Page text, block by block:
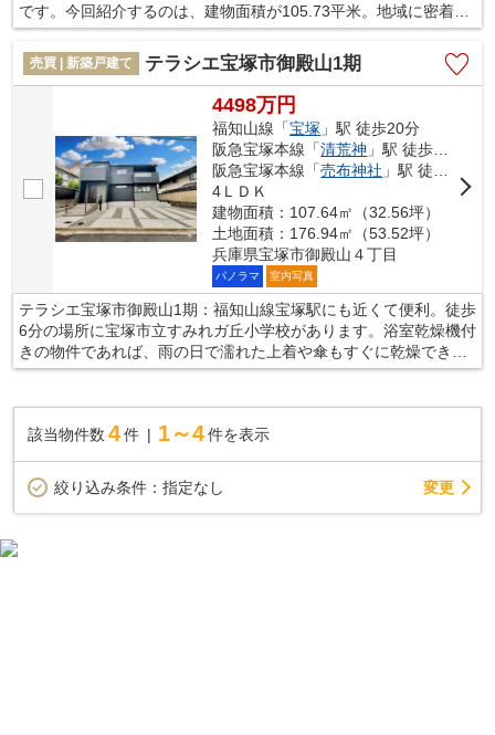
です。今回紹介するのは、建物面積が105.73平米。地域に密着し
て不動産情報をご紹介する当社なら、きっとお客様のお住まい探
しに役立つことでしょう。まずはご希望条件をスタッフまでお聞
かせ下さい。
売買 | 新築戸建て テラシエ宝塚市御殿山1期
4498万円
福知山線「宝塚 」駅 徒歩20分
阪急宝塚本線「清荒神 」駅 徒歩23分
阪急宝塚本線「売布神社 」駅 徒歩35分
4ＬＤＫ
建物面積：107.64㎡（32.56坪）
土地面積：176.94㎡（53.52坪）
兵庫県宝塚市御殿山４丁目
パノラマ 室内写真
テラシエ宝塚市御殿山1期：福知山線宝塚駅にも近くて便利。徒歩
6分の場所に宝塚市立すみれガ丘小学校があります。浴室乾燥機付
きの物件であれば、雨の日で濡れた上着や傘もすぐに乾燥できま
す。断熱効果と結露防止効果のある複層ガラスなので年中快適な
当社がオススメです。当社でなら、きっとお客様のご希望に合っ
た一戸建てが見つかるでしょう。
該当物件数 4件 1～4 件を表示
絞り込み条件： 指定なし 変更